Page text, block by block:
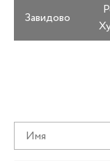
Завидово